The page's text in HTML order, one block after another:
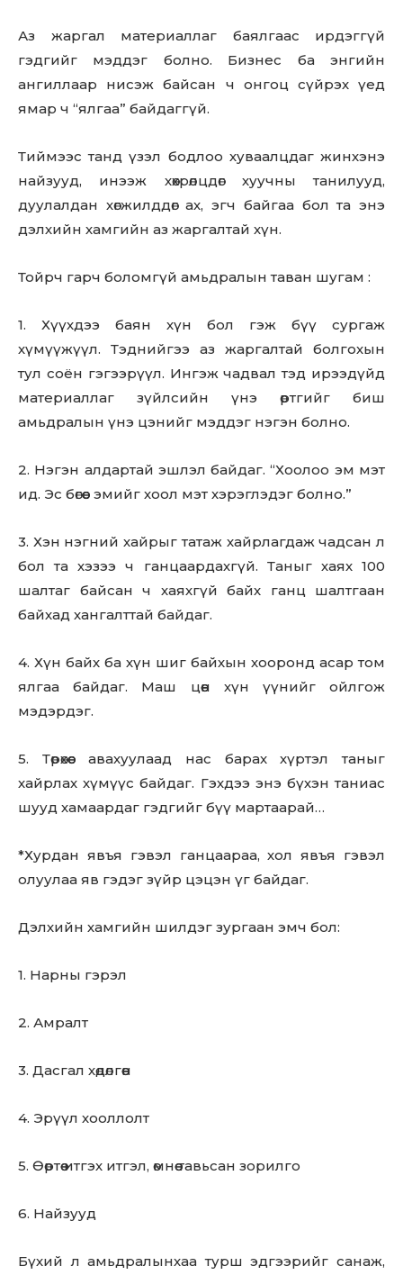
Don't miss
out!
to stay in the loop.
Аз жаргал материаллаг баялгаас ирдэггүй
гэдгийг мэддэг болно. Бизнес ба энгийн
ангиллаар нисэж байсан ч онгоц сүйрэх үед
ямар ч “ялгаа” байдаггүй.
Тиймээс танд үзэл бодлоо хуваалцдаг жинхэнэ
найзууд, инээж хөхрөлцдөг хуучны танилууд,
дуулалдан хөгжилддөг ах, эгч байгаа бол та энэ
дэлхийн хамгийн аз жаргалтай хүн.
Тойрч гарч боломгүй амьдралын таван шугам :
1. Хүүхдээ баян хүн бол гэж бүү сургаж
хүмүүжүүл. Тэднийгээ аз жаргалтай болгохын
тул соён гэгээрүүл. Ингэж чадвал тэд ирээдүйд
материаллаг зүйлсийн үнэ өртгийг биш
амьдралын үнэ цэнийг мэддэг нэгэн болно.
2. Нэгэн алдартай эшлэл байдаг. “Хоолоо эм мэт
ид. Эс бөгөөс эмийг хоол мэт хэрэглэдэг болно.”
3. Хэн нэгний хайрыг татаж хайрлагдаж чадсан л
бол та хэзээ ч ганцаардахгүй. Таныг хаях 100
шалтаг байсан ч хаяхгүй байх ганц шалтгаан
байхад хангалттай байдаг.
4. Хүн байх ба хүн шиг байхын хооронд асар том
ялгаа байдаг. Маш цөөн хүн үүнийг ойлгож
мэдэрдэг.
5. Төрөхөөс авахуулаад нас барах хүртэл таныг
хайрлах хүмүүс байдаг. Гэхдээ энэ бүхэн таниас
шууд хамаардаг гэдгийг бүү мартаарай…
*Хурдан явъя гэвэл ганцаараа, хол явъя гэвэл
олуулаа яв гэдэг зүйр цэцэн үг байдаг.
Дэлхийн хамгийн шилдэг зургаан эмч бол:
1. Нарны гэрэл
2. Амралт
3. Дасгал хөдөлгөөн
4. Эрүүл хооллолт
5. Өөртөө итгэх итгэл, өмнөө тавьсан зорилго
6. Найзууд
Бүхий л амьдралынхаа турш эдгээрийг санаж,